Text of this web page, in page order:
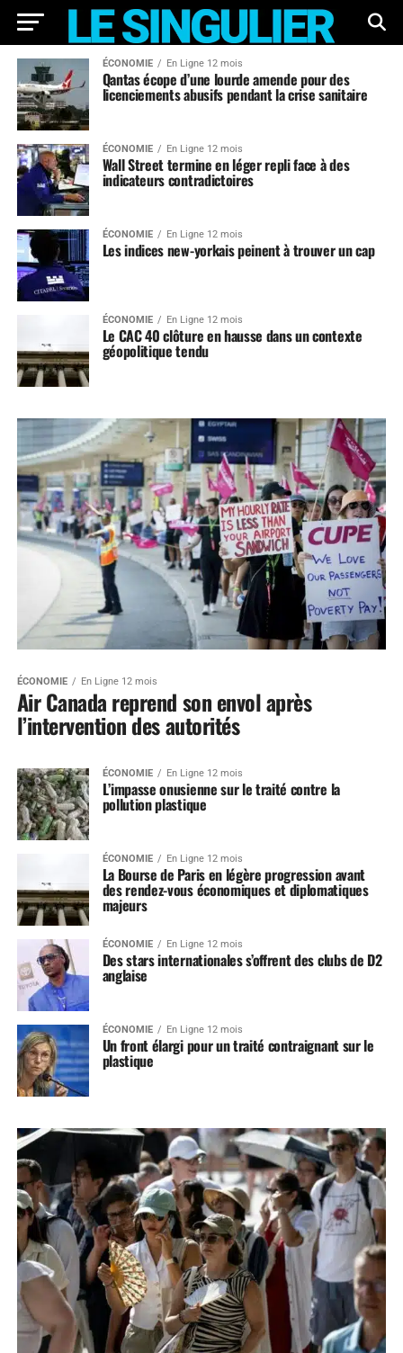
ÉCONOMIE En Ligne 12 mois
Qantas écope d’une lourde amende pour des
licenciements abusifs pendant la crise sanitaire
ÉCONOMIE En Ligne 12 mois
Wall Street termine en léger repli face à des
indicateurs contradictoires
ÉCONOMIE En Ligne 12 mois
Les indices new-yorkais peinent à trouver un cap
ÉCONOMIE En Ligne 12 mois
Le CAC 40 clôture en hausse dans un contexte
géopolitique tendu
ÉCONOMIE En Ligne 12 mois
Air Canada reprend son envol après
l’intervention des autorités
ÉCONOMIE En Ligne 12 mois
L’impasse onusienne sur le traité contre la
pollution plastique
ÉCONOMIE En Ligne 12 mois
La Bourse de Paris en légère progression avant
des rendez-vous économiques et diplomatiques
majeurs
ÉCONOMIE En Ligne 12 mois
Des stars internationales s’offrent des clubs de D2
anglaise
ÉCONOMIE En Ligne 12 mois
Un front élargi pour un traité contraignant sur le
plastique